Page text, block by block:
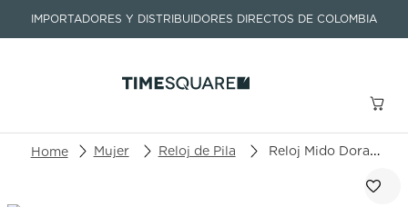
IMPORTADORES Y DISTRIBUIDORES DIRECTOS DE COLOMBIA
Buscar un producto o artículo
Mujer Reloj de Pila Reloj Mido Dorada M033.210.11.031.00
TÉRMINOS MÁS BUSCADOS